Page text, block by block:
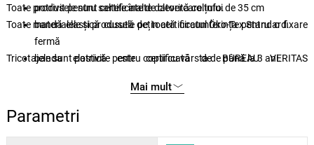
potrivit pentru saltele înalte datorită colțului de 35 cm
bandă elastică cusută pe toată circumferința pentru o fixare
fermă
banda elastică este certificată de BUREAU VERITAS
întreținere ușoară prin spălare la 60 °C
potrivit pentru uscare în uscător, la un program delicat
selecție de nuanțe elegante
Toate produsele sunt certificate de clevercare.info.
Toate materialele și produsele dețin certificatul Öko-Tex Standard.
Tricotajele sunt potrivite pentru copiii cu vârsta de până la 3 ani.
Mai mult
Parametri